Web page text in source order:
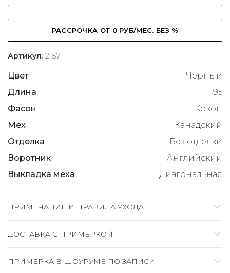
РАССРОЧКА ОТ 0 РУБ/МЕС. БЕЗ %
Артикул: 2157
Цвет
Черный
Длина
95
Фасон
Кокон
Мех
Канадский
Отделка
Без отделки
Воротник
Английский
Выкладка меха
Диагональная
ПРИМЕЧАНИЕ И ПРАВИЛА УХОДА
ДОСТАВКА C ПРИМЕРКОЙ
ПРИМЕРКА В ШОУРУМЕ ПО ЗАПИСИ